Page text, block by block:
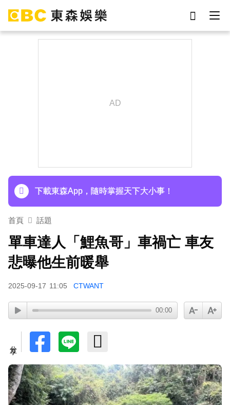
下載東森App，隨時掌握天下大小事！
埃及知名女星涉販毒！ 遭「判死刑」震撼社會
首頁 話題
單車達人「鯉魚哥」車禍亡 車友
悲曝他生前暖舉
2025-09-17 11:05 CTWANT
00:00